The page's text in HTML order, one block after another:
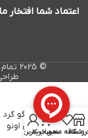
اعتماد شما افتخار
© 2025 تمام حقوق برای فروشگاه ستاره محفوظ است.
Hertz X165
بلندگو گرد
سری اونو
علاقه مندی
0
سبد خرید
حساب کاربری من